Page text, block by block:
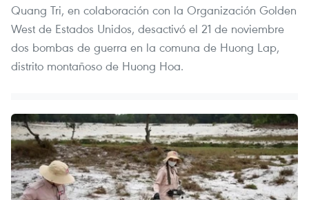
Quang Tri, en colaboración con la Organización Golden
West de Estados Unidos, desactivó el 21 de noviembre
dos bombas de guerra en la comuna de Huong Lap,
distrito montañoso de Huong Hoa.